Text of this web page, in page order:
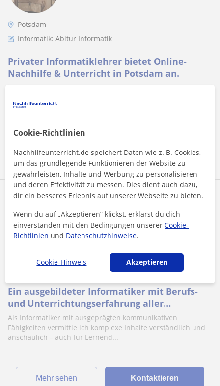
Potsdam
Informatik: Abitur Informatik
Privater Informatiklehrer bietet Online-
Nachhilfe & Unterricht in Potsdam an.
erfolgreich absolvier...
Mehr sehen Kontaktieren
25€/h 1. Lektion kostenlos
Jwan
Berlin, Glienicke/Nordbahn, G...
Informatik
Ein ausgebildeter Informatiker mit Berufs-
und Unterrichtungserfahrung aller
Altersgruppen
Als Informatiker mit ausgeprägten kommunikativen
Fähigkeiten vermittle ich komplexe Inhalte verständlich und
anschaulich – auch für Lernend...
Mehr sehen Kontaktieren
Cookie-Richtlinien
Nachhilfeunterricht.de speichert Daten wie z. B. Cookies,
um das grundlegende Funktionieren der Website zu
gewährleisten, Inhalte und Werbung zu personalisieren
und deren Effektivität zu messen. Dies dient auch dazu,
dir ein besseres Erlebnis auf unserer Webseite zu bieten.
Wenn du auf „Akzeptieren” klickst, erklärst du dich
einverstanden mit den Bedingungen unsererCookie-
Richtlinien und Datenschutzhinweise.
Cookie-Hinweis Akzeptieren